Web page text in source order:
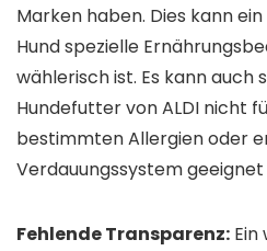
Marken haben. Dies kann
Hund spezielle
wählerisch ist. Es kann auch
Hundefutter von ALDI nicht
bestimmten Allergien oder
Verdauungssystem geeignet
Fehlende Transparenz: